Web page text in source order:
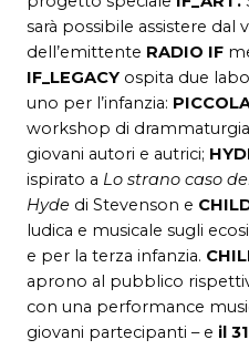
sarà possibile assistere dal
dell’emittente RADIO IF
IF_LEGACY ospita due
uno per l’infanzia:
workshop di
giovani autori e autrici;
ispirato a Lo strano caso
Hyde di Stevenson e
ludica e musicale sugli
e per la terza infanzia.
aprono al pubblico
con una performance
giovani partecipanti – e il